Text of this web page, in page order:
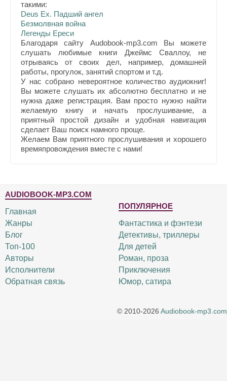
такими:
Deus Ex. Падший ангел
Безмолвная война
Легенды Ереси
Благодаря сайту Audobook-mp3.com Вы можете
слушать любимые книги Джеймс Сваллоу, не
отрываясь от своих дел, например, домашней
работы, прогулок, занятий спортом и т.д.
У нас собрано невероятное количество аудиокниг!
Вы можете слушать их абсолютно бесплатно и не
нужна даже регистрация. Вам просто нужно найти
желаемую книгу и начать прослушивание, а
приятный простой дизайн и удобная навигация
сделает Ваш поиск намного проще.
Желаем Вам приятного прослушивания и хорошего
времяпровождения вместе с нами!
AUDIOBOOK-MP3.COM
Главная
Жанры
Блог
Топ-100
Авторы
Исполнители
Обратная связь
ПОПУЛЯРНОЕ
Фантастика и фэнтези
Детективы, триллеры
Для детей
Роман, проза
Приключения
Юмор, сатира
© 2010-2026 Audiobook-mp3.com